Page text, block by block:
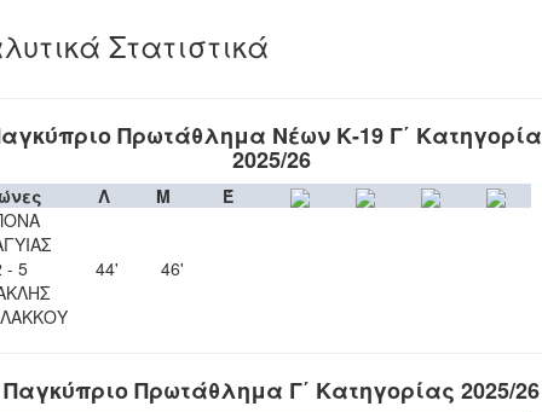
Στατιστικά
Πρωτάθλημα Νέων Κ-19 Γ΄
2025/26
Λ Μ
Έ
- 5
44' 46'
Παγκύπριο Πρωτάθλημα Γ΄ Κατηγορίας 2025/26